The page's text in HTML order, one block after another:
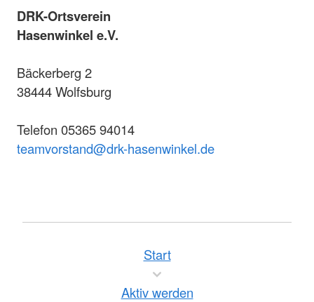
DRK-Ortsverein
Hasenwinkel e.V.
Bäckerberg 2
38444 Wolfsburg
Telefon 05365 94014
teamvorstand@drk-hasenwinkel.de
Start
Aktiv werden